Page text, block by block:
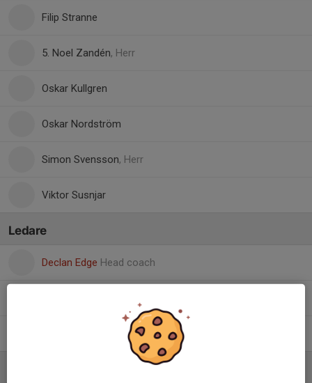
Filip Stranne
5. Noel Zandén, Herr
Oskar Kullgren
Oskar Nordström
Simon Svensson, Herr
Viktor Susnjar
Ledare
Declan Edge Head coach
Tränare